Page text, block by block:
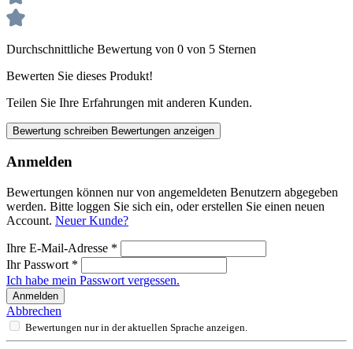
Durchschnittliche Bewertung von 0 von 5 Sternen
Bewerten Sie dieses Produkt!
Teilen Sie Ihre Erfahrungen mit anderen Kunden.
Bewertung schreiben Bewertungen anzeigen
Anmelden
Bewertungen können nur von angemeldeten Benutzern abgegeben
werden. Bitte loggen Sie sich ein, oder erstellen Sie einen neuen
Account. Neuer Kunde?
Ihre E-Mail-Adresse *
Ihr Passwort *
Ich habe mein Passwort vergessen.
Anmelden
Abbrechen
Bewertungen nur in der aktuellen Sprache anzeigen.